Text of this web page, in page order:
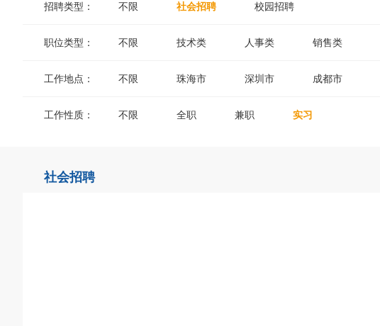
招聘类型： 不限 社会招聘 校园招聘
职位类型： 不限 技术类 人事类 销售类
工作地点： 不限 珠海市 深圳市 成都市
工作性质： 不限 全职 兼职 实习
社会招聘